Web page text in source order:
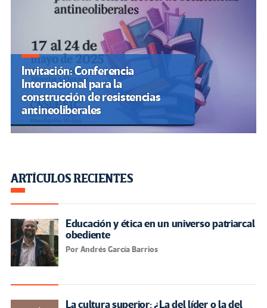
Invitación: Conferencia
Internacional para la
construcción de resistencias
antineoliberales
ARTÍCULOS RECIENTES
Educación y ética en un universo patriarcal
obediente
Por Andrés García Barrios
La cultura superior: ¿La del líder o la del